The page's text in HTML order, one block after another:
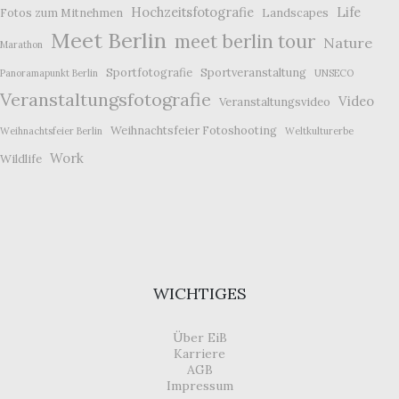
Fotos zum Mitnehmen Hochzeitsfotografie Landscapes Life
Marathon Meet Berlin meet berlin tour Nature
Panoramapunkt Berlin Sportfotografie Sportveranstaltung UNSECO
Veranstaltungsfotografie Veranstaltungsvideo Video
Weihnachtsfeier Berlin Weihnachtsfeier Fotoshooting Weltkulturerbe
Wildlife Work
WICHTIGES
Über EiB
Karriere
AGB
Impressum